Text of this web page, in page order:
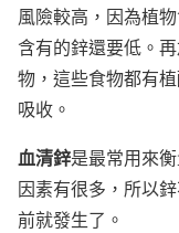
風險較高，因為植
含有的鋅還要低。
物，這些食物都有
吸收。
血清鋅是最常用來
因素有很多，所以
前就發生了。